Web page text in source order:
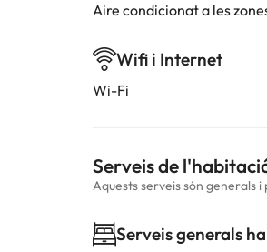
Aire condicionat a les
Wifi i Internet
Wi-Fi
Serveis de
Aquests serveis són generals
Serveis generals